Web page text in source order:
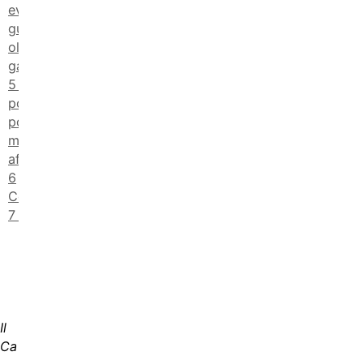
evento che
guarda
oltre la
gara
pochi
posti,
meglio
affrettarsi
Conclusioni
Il
Ca